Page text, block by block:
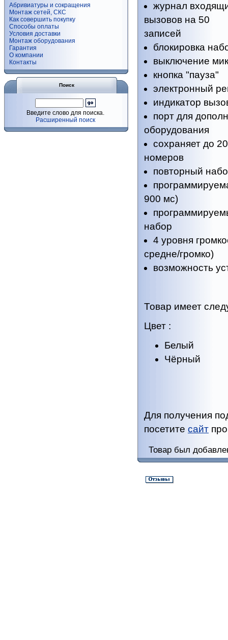
Абривиатуры и сокращения
Монтаж сетей, СКС
Как совершить покупку
Способы оплаты
Условия доставки
Монтаж оборудования
Гарантия
О компании
Контакты
Поиск
Введите слово для поиска.
Расширенный поиск
журнал
вызовов на 50
записей
блокировка
выключение
кнопка "пауза"
электронный
индикатор
порт для
оборудования
сохраняет до
номеров
повторный
900 мс)
набор
4 уровня
средне/громко)
возможность
Товар имеет
Цвет :
Белый
Чёрный
Для получения
посетите сайт
Товар был